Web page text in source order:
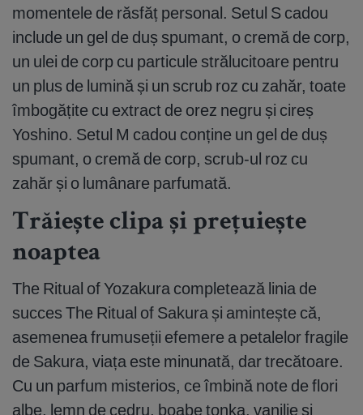
momentele de răsfăț personal. Setul S cadou
include un gel de duș spumant, o cremă de corp,
un ulei de corp cu particule strălucitoare pentru
un plus de lumină și un scrub roz cu zahăr, toate
îmbogățite cu extract de orez negru și cireș
Yoshino. Setul M cadou conține un gel de duș
spumant, o cremă de corp, scrub-ul roz cu
zahăr și o lumânare parfumată.
Trăiește clipa și prețuiește
noaptea
The Ritual of Yozakura completează linia de
succes The Ritual of Sakura și amintește că,
asemenea frumuseții efemere a petalelor fragile
de Sakura, viața este minunată, dar trecătoare.
Cu un parfum misterios, ce îmbină note de flori
albe, lemn de cedru, boabe tonka, vanilie și